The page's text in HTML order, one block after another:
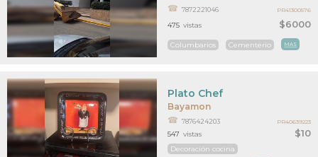
$6000
7872221046
Columbarios Cementerio MAS
475 vistas
PR41300576
Bayamon
$10
Plato Chef
7876424203
Decoración cocina
547 vistas
PR40639223